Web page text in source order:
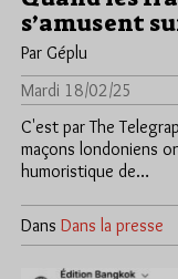
s’amusent
Par Géplu
Mardi 18/02/25
C'est par The
maçons londoniens
humoristique de…
Dans Dans la presse